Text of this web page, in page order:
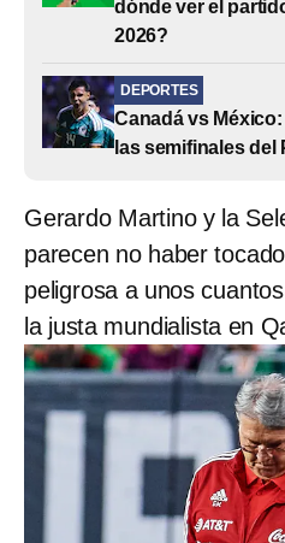
dónde ver el
2026?
DEPORTES
Canadá vs
las semifinales del
Gerardo Martino y la
parecen no haber
peligrosa a unos
la justa mundialista en